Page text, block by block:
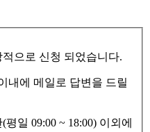
으로 신청 되었습니다.
내에 메일로 답변을 드릴
일 09:00 ~ 18:00) 이외에